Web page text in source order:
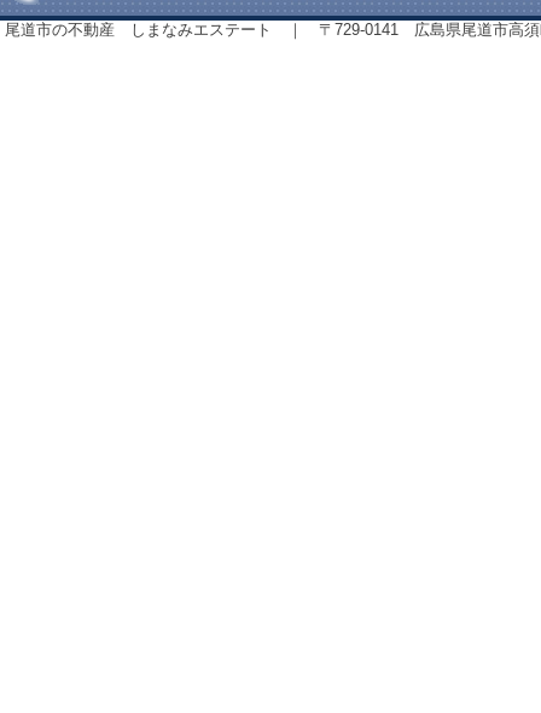
尾道市の不動産 しまなみエステート ｜ 〒729-0141 広島県尾道市高